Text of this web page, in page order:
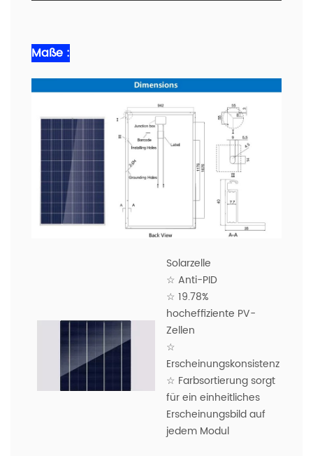
Maße :
Solarzelle
☆ Anti-PID
☆ 19.78%
hocheffiziente PV-
Zellen
☆
Erscheinungskonsistenz
☆ Farbsortierung sorgt
für ein einheitliches
Erscheinungsbild auf
jedem Modul